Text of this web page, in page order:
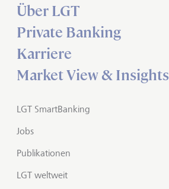
Über LGT
Private Banking
Karriere
Market View & Insights
LGT SmartBanking
Jobs
Publikationen
LGT weltweit